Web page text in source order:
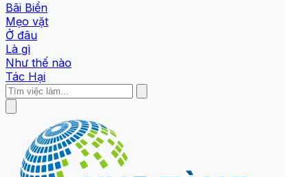
Bãi Biển
Mẹo vặt
Ở đâu
Là gì
Như thế nào
Tác Hại